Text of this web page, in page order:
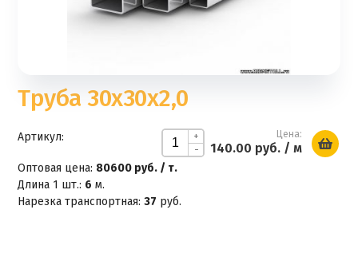
Труба 30х30х2,0
+
-
Цена:
140.00 руб./ м
Артикул:
Оптовая цена: 80600 руб. / т.
Длина 1 шт.: 6 м.
Нарезка транспортная: 37 руб.